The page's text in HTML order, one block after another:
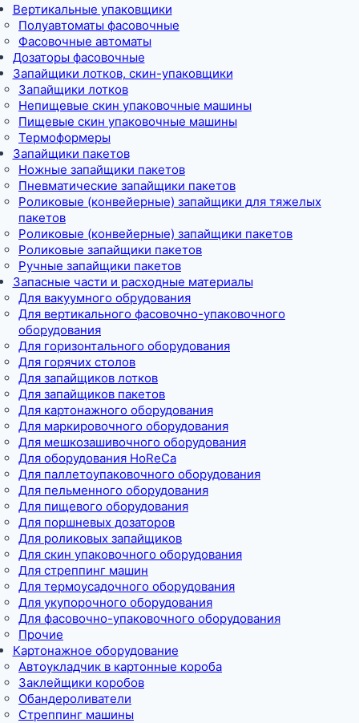
Вертикальные упаковщики
Полуавтоматы фасовочные
Фасовочные автоматы
Дозаторы фасовочные
Запайщики лотков, скин-упаковщики
Запайщики лотков
Непищевые скин упаковочные машины
Пищевые скин упаковочные машины
Термоформеры
Запайщики пакетов
Ножные запайщики пакетов
Пневматические запайщики пакетов
Роликовые (конвейерные) запайщики для тяжелых
пакетов
Роликовые (конвейерные) запайщики пакетов
Роликовые запайщики пакетов
Ручные запайщики пакетов
Запасные части и расходные материалы
Для вакуумного обрудования
Для вертикального фасовочно-упаковочного
оборудования
Для горизонтального оборудования
Для горячих столов
Для запайщиков лотков
Для запайщиков пакетов
Для картонажного оборудования
Для маркировочного оборудования
Для мешкозашивочного оборудования
Для оборудования HoReCa
Для паллетоупаковочного оборудования
Для пельменного оборудования
Для пищевого оборудования
Для поршневых дозаторов
Для роликовых запайщиков
Для скин упаковочного оборудования
Для стреппинг машин
Для термоусадочного оборудования
Для укупорочного оборудования
Для фасовочно-упаковочного оборудования
Прочие
Картонажное оборудование
Автоукладчик в картонные короба
Заклейщики коробов
Обандероливатели
Стреппинг машины